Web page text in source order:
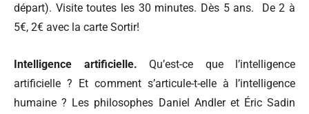
départ). Visite toutes les 30 minutes. Dès 5 ans. De 2 à
5€, 2€ avec la carte Sortir!
Intelligence artificielle. Qu’est-ce que l’intelligence
artificielle ? Et comment s’articule-t-elle à l’intelligence
humaine ? Les philosophes Daniel Andler et Éric Sadin